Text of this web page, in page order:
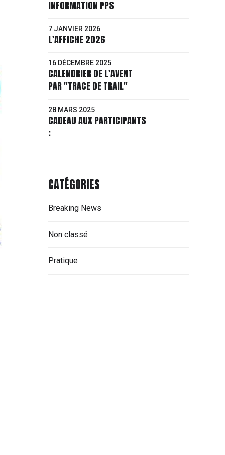
INFORMATION PPS
7 JANVIER 2026
L'AFFICHE 2026
16 DÉCEMBRE 2025
CALENDRIER DE L'AVENT
PAR "TRACE DE TRAIL"
28 MARS 2025
CADEAU AUX PARTICIPANTS
:
CATÉGORIES
Breaking News
Non classé
Pratique